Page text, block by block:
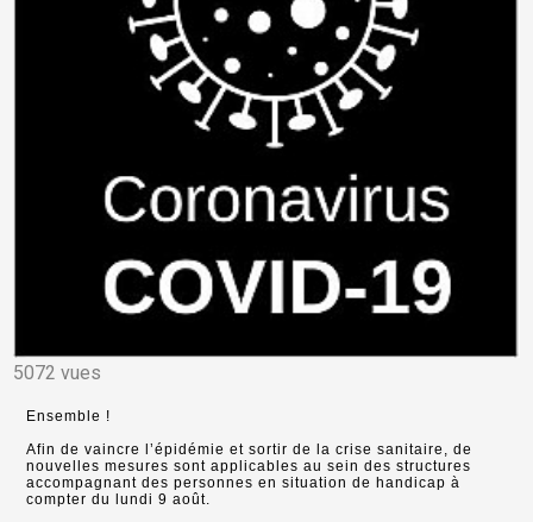
5072 vues
Ensemble !
Afin de vaincre l’épidémie et sortir de la crise sanitaire, de
nouvelles mesures sont applicables au sein des structures
accompagnant des personnes en situation de handicap à
compter du lundi 9 août.